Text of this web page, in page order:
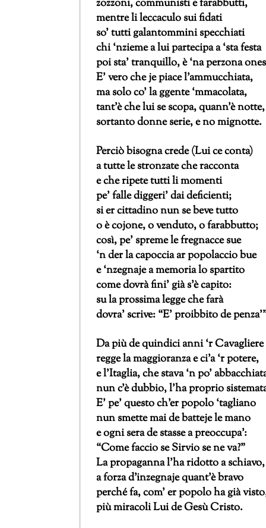
zozzoni, communisti e farabbutti,
mentre li leccaculo sui fidati
so’ tutti galantommini specchiati
chi ‘nzieme a lui partecipa a ‘sta festa
poi sta’ tranquillo, è ‘na perzona
E’ vero che je piace l’ammucchiata,
ma solo co’ la ggente ‘mmacolata,
tant’è che lui se scopa, quann’è notte,
sortanto donne serie, e no mignotte.
Perciò bisogna crede (Lui ce conta)
a tutte le stronzate che racconta
e che ripete tutti li momenti
pe’ falle diggeri’ dai deficienti;
si er cittadino nun se beve tutto
o è cojone, o venduto, o farabbutto;
così, pe’ spreme le fregnacce sue
‘n der la capoccia ar popolaccio bue
e ‘nzegnaje a memoria lo spartito
come dovrà fini’ già s’è capito:
su la prossima legge che farà
dovra’ scrive: “E’ proibbito de
Da più de quindici anni ‘r Cavagliere
regge la maggioranza e ci’a ‘r potere,
e l’Itaglia, che stava ‘n po’
nun c’è dubbio, l’ha proprio
E’ pe’ questo ch’er popolo ‘tagliano
nun smette mai de batteje le mano
e ogni sera de stasse a preoccupa’:
“Come faccio se Sirvio se ne va?”
La propaganna l’ha ridotto a schiavo,
a forza d’inzegnaje quant’è bravo
perché fa, com’ er popolo ha già
più miracoli Lui de Gesù Cristo.